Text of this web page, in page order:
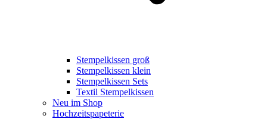
Stempelkissen groß
Stempelkissen klein
Stempelkissen Sets
Textil Stempelkissen
Neu im Shop
Hochzeitspapeterie